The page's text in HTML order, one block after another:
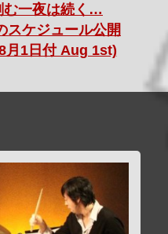
む一夜は続く…
スケジュール公開
月1日付 Aug 1st)